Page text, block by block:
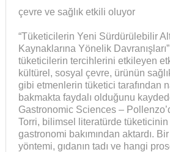
çevre ve sağlık etkili oluyor
“Tüketicilerin Yeni Sürdürülebilir
Kaynaklarına Yönelik
tüketicilerin tercihlerini etkileyen
kültürel, sosyal çevre, ürünün
gibi etmenlerin tüketici tarafından
bakmakta faydalı olduğunu
Gastronomic Sciences –
Torri, bilimsel literatürde
gastronomi bakımından aktardı.
yöntemi, gıdanın tadı ve hangi